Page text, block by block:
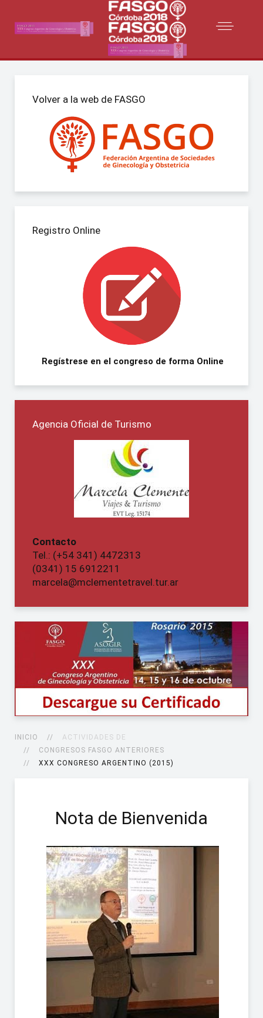
INICIO
ACTIVIDADES DE
CONGRESOS FASGO ANTERIORES
XXX CONGRESO ARGENTINO (2015)
Nota de Bienvenida
Volver a la web de FASGO
Registro Online
Regístrese en el congreso de forma Online
Agencia Oficial de Turismo
Contacto
Tel.: (+54 341) 4472313
(0341) 15 6912211
marcela@mclementetravel.tur.ar